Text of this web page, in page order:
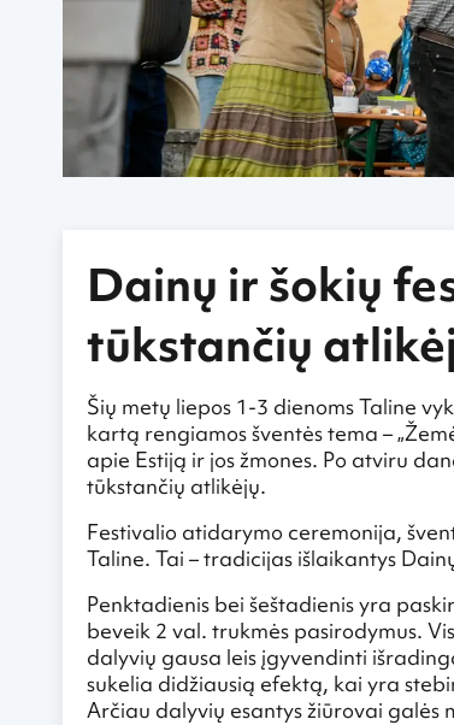
Dainų ir šokių
tūkstančių
Šių metų liepos 1-3 dienoms Taline
kartą rengiamos šventės tema –
apie Estiją ir jos žmones. Po atviru
tūkstančių atlikėjų.
Festivalio atidarymo ceremonija,
Taline. Tai – tradicijas išlaikantys
Penktadienis bei šeštadienis yra
beveik 2 val. trukmės pasirodymus.
dalyvių gausa leis įgyvendinti
sukelia didžiausią efektą, kai yra
Arčiau dalyvių esantys žiūrovai galės